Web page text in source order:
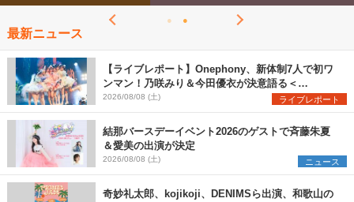
最新ニュース
【ライブレポート】Onephony、新体制7人で初ワ
ンマン！乃咲みり＆今田優衣が決意語る＜
Onephony新体制1st Oneman Live はじまりの夏
＞
2026/08/08 (土) ライブレポート
結那バースデーイベント2026のゲストで斉藤朱夏
＆愛美の出演が決定
2026/08/08 (土) ニュース
奇妙礼太郎、kojikoji、DENIMSら出演、和歌山の